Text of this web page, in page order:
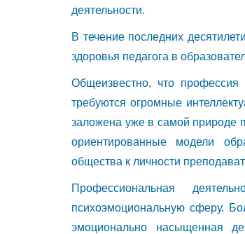
деятельности.
В течение последних
здоровья педагога в
Общеизвестно, что
требуются огромные
заложена уже в самой природе
ориентированные модели
общества к личности
Профессиональная
психоэмоциональную сферу.
эмоционально насыщенная